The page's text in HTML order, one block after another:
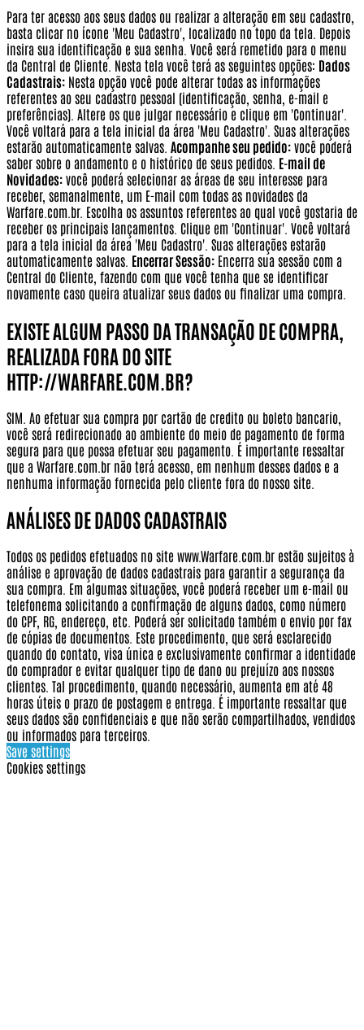
Para ter acesso aos seus dados ou realizar a alteração em seu cadastro,
basta clicar no ícone 'Meu Cadastro', localizado no topo da tela. Depois
insira sua identificação e sua senha. Você será remetido para o menu
da Central de Cliente. Nesta tela você terá as seguintes opções: Dados
Cadastrais: Nesta opção você pode alterar todas as informações
referentes ao seu cadastro pessoal (identificação, senha, e-mail e
preferências). Altere os que julgar necessário e clique em 'Continuar'.
Você voltará para a tela inicial da área 'Meu Cadastro'. Suas alterações
estarão automaticamente salvas. Acompanhe seu pedido: você poderá
saber sobre o andamento e o histórico de seus pedidos. E-mail de
Novidades: você poderá selecionar as áreas de seu interesse para
receber, semanalmente, um E-mail com todas as novidades da
Warfare.com.br. Escolha os assuntos referentes ao qual você gostaria de
receber os principais lançamentos. Clique em 'Continuar'. Você voltará
para a tela inicial da área 'Meu Cadastro'. Suas alterações estarão
automaticamente salvas. Encerrar Sessão: Encerra sua sessão com a
Central do Cliente, fazendo com que você tenha que se identificar
novamente caso queira atualizar seus dados ou finalizar uma compra.
EXISTE ALGUM PASSO DA TRANSAÇÃO DE COMPRA,
REALIZADA FORA DO SITE
HTTP://WARFARE.COM.BR?
SIM. Ao efetuar sua compra por cartão de credito ou boleto bancario,
você será redirecionado ao ambiente do meio de pagamento de forma
segura para que possa efetuar seu pagamento. É importante ressaltar
que a Warfare.com.br não terá acesso, em nenhum desses dados e a
nenhuma informação fornecida pelo cliente fora do nosso site.
ANÁLISES DE DADOS CADASTRAIS
Todos os pedidos efetuados no site www.Warfare.com.br estão sujeitos à
análise e aprovação de dados cadastrais para garantir a segurança da
sua compra. Em algumas situações, você poderá receber um e-mail ou
telefonema solicitando a confirmação de alguns dados, como número
do CPF, RG, endereço, etc. Poderá ser solicitado também o envio por fax
de cópias de documentos. Este procedimento, que será esclarecido
quando do contato, visa única e exclusivamente confirmar a identidade
do comprador e evitar qualquer tipo de dano ou prejuízo aos nossos
clientes. Tal procedimento, quando necessário, aumenta em até 48
horas úteis o prazo de postagem e entrega. É importante ressaltar que
seus dados são confidenciais e que não serão compartilhados, vendidos
ou informados para terceiros.
Save settings
Cookies settings